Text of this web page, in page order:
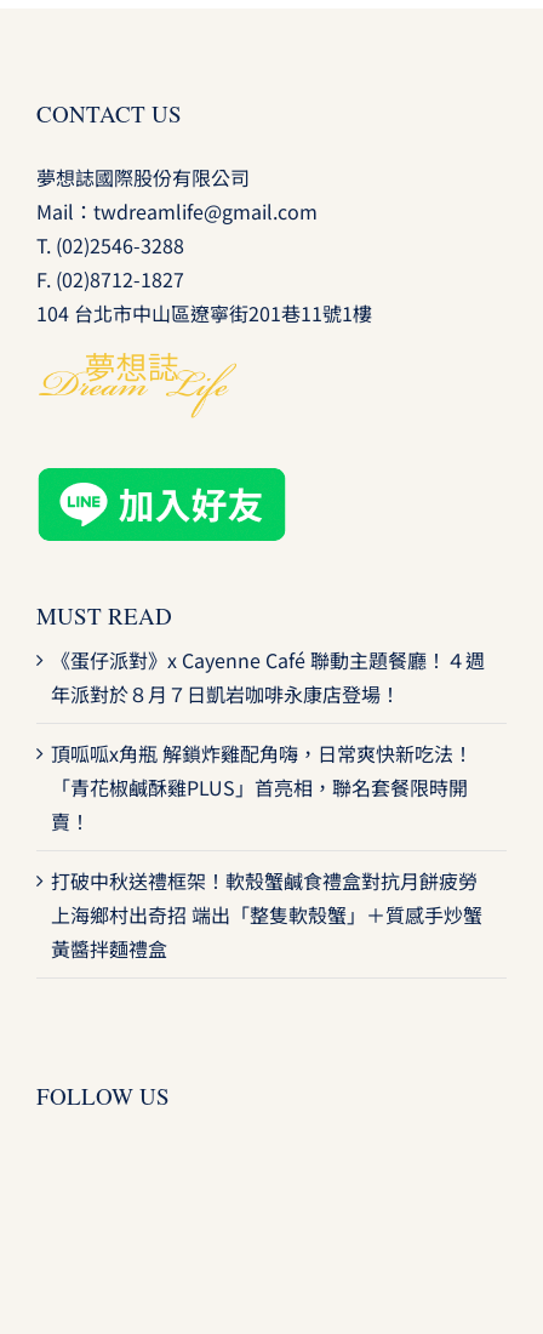
CONTACT US
夢想誌國際股份有限公司
Mail： twdreamlife@gmail.com
T. (02)2546-3288
F. (02)8712-1827
104 台北市中山區遼寧街201巷11號1樓
MUST READ
《蛋仔派對》x Cayenne Café 聯動主題餐廳！４週
年派對於８月７日凱岩咖啡永康店登場！
頂呱呱x角瓶 解鎖炸雞配角嗨，日常爽快新吃法！
「青花椒鹹酥雞PLUS」首亮相，聯名套餐限時開
賣！
打破中秋送禮框架！軟殼蟹鹹食禮盒對抗月餅疲勞
上海鄉村出奇招 端出「整隻軟殼蟹」＋質感手炒蟹
黃醬拌麵禮盒
FOLLOW US